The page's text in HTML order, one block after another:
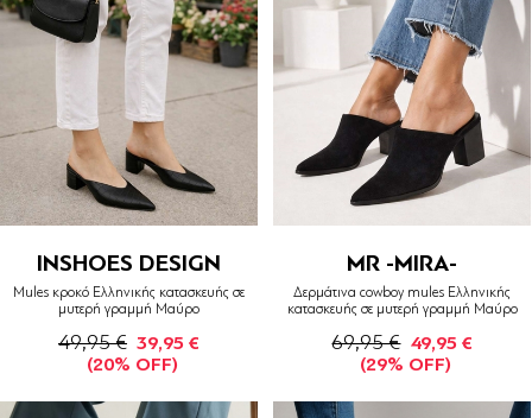
INSHOES DESIGN
Mules κροκό Ελληνικής κατασκευής σε
μυτερή γραμμή Μαύρο
49,95 € 39,95 €
(20% OFF)
MR -MIRA-
Δερμάτινα cowboy mules Ελληνικής
κατασκευής σε μυτερή γραμμή Μαύρο
69,95 € 49,95 €
(29% OFF)